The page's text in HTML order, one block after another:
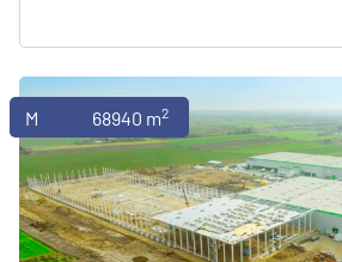
Magazyny68940 m2